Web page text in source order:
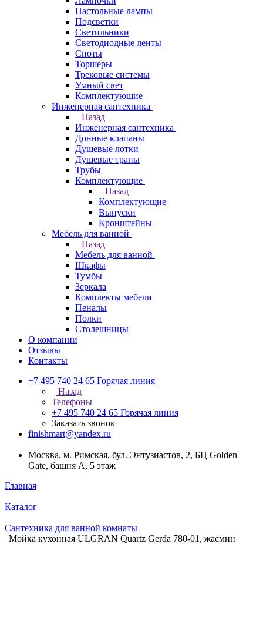
Настольные лампы
Подсветки
Светильники
Светодиодные ленты
Споты
Торшеры
Трековые системы
Умный свет
Комплектующие
Инженерная сантехника
Назад
Инженерная сантехника
Донные клапаны
Душевые лотки
Душевые трапы
Трубы
Комплектующие
Назад
Комплектующие
Выпуски
Кронштейны
Мебель для ванной
Назад
Мебель для ванной
Шкафы
Тумбы
Зеркала
Комплекты мебели
Пеналы
Полки
Столешницы
О компании
Отзывы
Контакты
+7 495 740 24 65 Горячая линия
Назад
Телефоны
+7 495 740 24 65 Горячая линия
Заказать звонок
finishmart@yandex.ru
Москва, м. Римская, бул. Энтузиастов, 2, БЦ Golden
Gate, башня А, 5 этаж
Главная
Каталог
Сантехника для ванной комнаты
Мойка кухонная ULGRAN Quartz Gerda 780-01, жасмин